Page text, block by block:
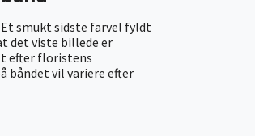
smukt sidste farvel fyldt
det viste billede er
efter floristens
båndet vil variere efter